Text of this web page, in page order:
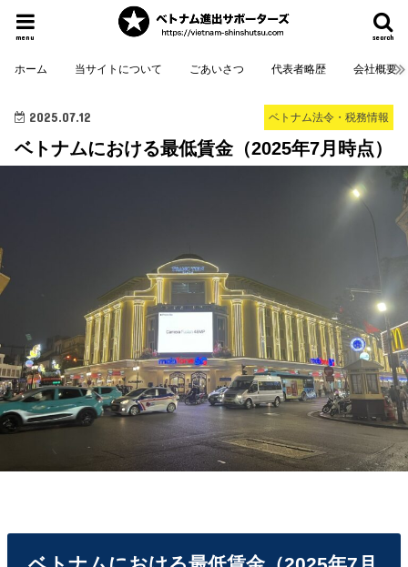
search
menu
ホーム 当サイトについて ごあいさつ 代表者略歴 会社概要
ベトナム法令・税務情報
2025.07.12
ベトナムにおける最低賃金（2025年7月時点）